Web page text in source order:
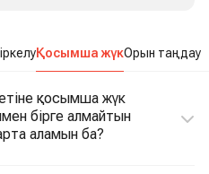
Қосымша жүкОрын таңдау
қосымша жүк
бірге алмайтын
аламын ба?